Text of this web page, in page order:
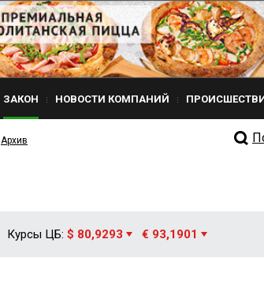
ЗАКОН НОВОСТИ КОМПАНИЙ
Архив
Курсы ЦБ: $ 80,9293 € 93,1901